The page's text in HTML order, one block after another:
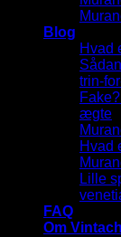
Blog
Hvad
trin-
ægte
Hvad
Lille
FAQ
Om